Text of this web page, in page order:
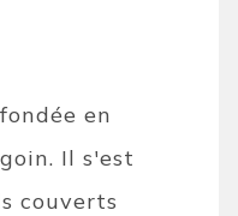
en
Il s'est
couverts